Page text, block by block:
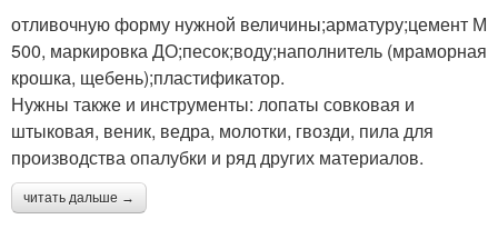
отливочную форму нужной величины;арматуру;цемент М
500, маркировка ДО;песок;воду;наполнитель (мраморная
крошка, щебень);пластификатор.
Нужны также и инструменты: лопаты совковая и
штыковая, веник, ведра, молотки, гвозди, пила для
производства опалубки и ряд других материалов.
читать дальше →